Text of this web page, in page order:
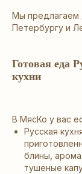
Мы предлагаем
Петербургу и
Готовая еда
кухни
В МясКо у вас
Русская
блины,
тушеные